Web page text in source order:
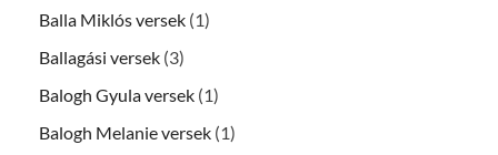
Balla Miklós versek (1)
Ballagási versek (3)
Balogh Gyula versek (1)
Balogh Melanie versek (1)